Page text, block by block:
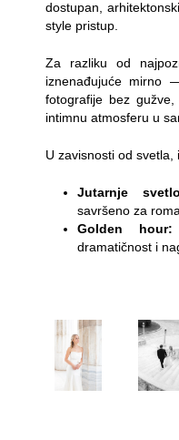
dostupan,
style pristup.
Za razliku od
iznenađujuće mirno
fotografije bez
intimnu atmosferu u
U zavisnosti od svetla,
Jutarnje
savršeno za
Golden hour:
dramatičnost i